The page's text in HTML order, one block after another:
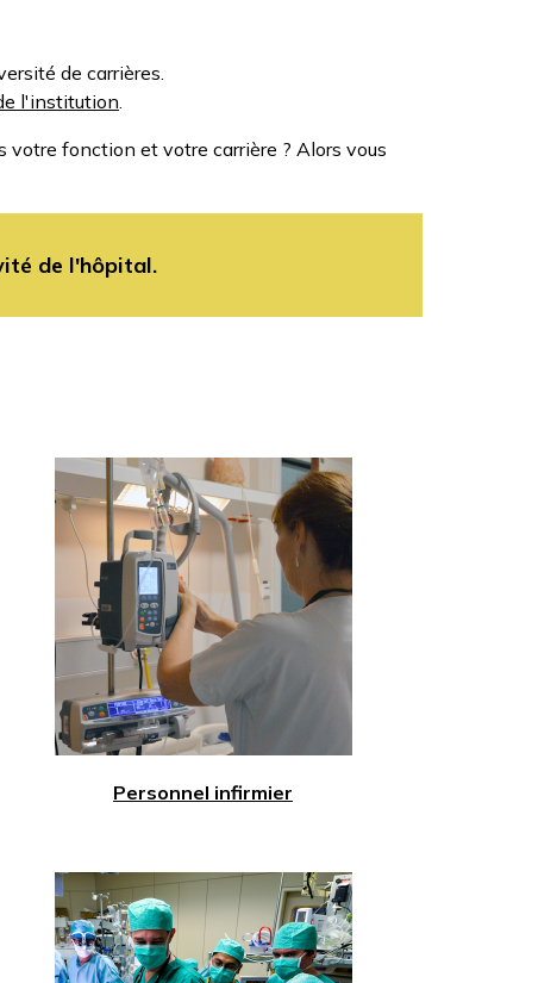
de carrières.
l'institution.
votre fonction et votre carrière ? Alors vous
de l'hôpital.
Personnel infirmier